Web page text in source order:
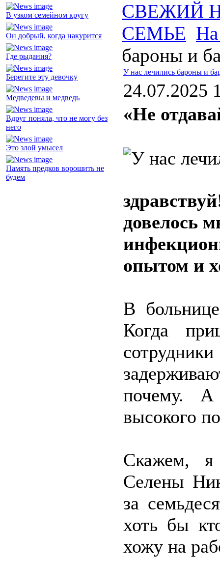
В узком семейном кругу
Он добрый, когда накурится
Где рыдания?
Берегите эту девочку
Медведевы и медведь
Вдруг поняла, что не могу без
него
Это злой умысел
Память предков ворошить не
будем
СВЕЖИЙ
СЕМЬЕ На
бароны и
У нас лечились бароны и
24.07.2025
«Не
довелось
опытом и
В
Когда
почему. А
высокого
Скажем, я
Селены
за
хоть бы
хожу на